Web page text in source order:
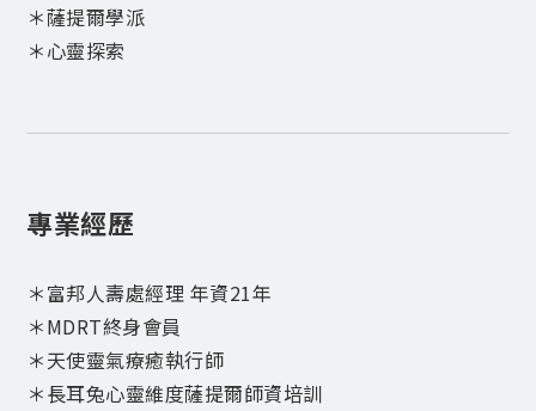
＊薩提爾學派
＊心靈探索
專業經歷
＊富邦人壽處經理 年資21年
＊MDRT終身會員
＊天使靈氣療癒執行師
＊長耳兔心靈維度薩提爾師資培訓